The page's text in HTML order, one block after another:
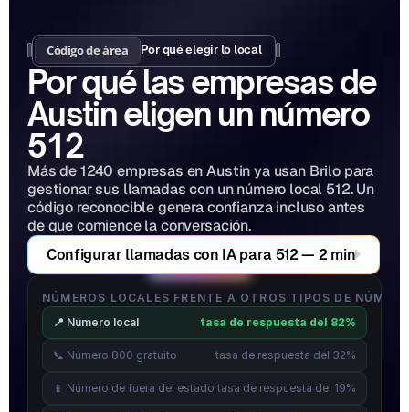
Código de área Por qué elegir lo local
Por qué las empresas de
Austin eligen un número
512
Más de 1240 empresas en Austin ya usan Brilo para
gestionar sus llamadas con un número local 512. Un
código reconocible genera confianza incluso antes
de que comience la conversación.
Configurar llamadas con IA para 512 — 2 min
NÚMEROS LOCALES FRENTE A OTROS TIPOS DE
📍 Número local
tasa de respuesta del 82%
📞 Número 800 gratuito tasa de respuesta del 32%
📱 Número de fuera del estado tasa de respuesta del 19%